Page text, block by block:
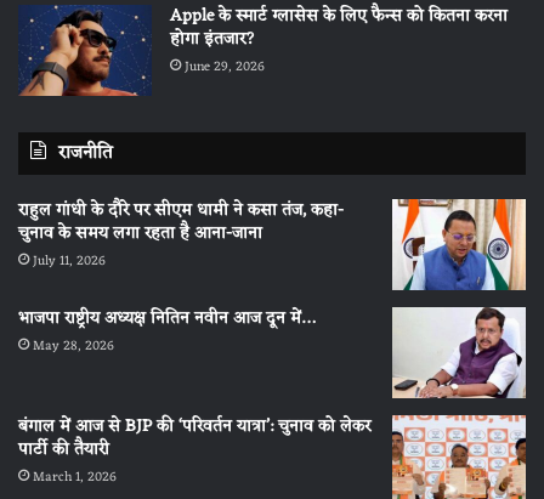
Apple के स्मार्ट ग्लासेस के लिए फैन्स को कितना करना
होगा इंतजार?
June 29, 2026
राजनीति
राहुल गांधी के दौरे पर सीएम धामी ने कसा तंज, कहा-
चुनाव के समय लगा रहता है आना-जाना
July 11, 2026
भाजपा राष्ट्रीय अध्यक्ष नितिन नवीन आज दून में…
May 28, 2026
बंगाल में आज से BJP की ‘परिवर्तन यात्रा’: चुनाव को लेकर
पार्टी की तैयारी
March 1, 2026